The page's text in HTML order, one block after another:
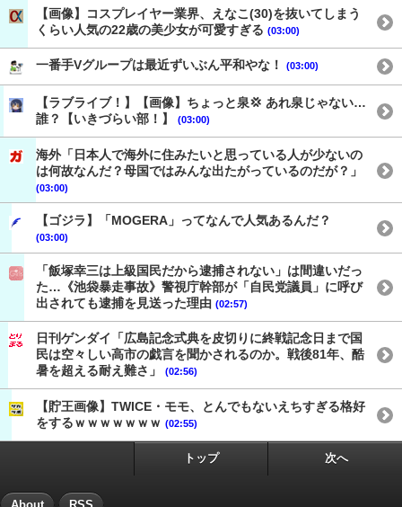
【画像】コスプレイヤー業界、えなこ(30)を抜いてしまう
くらい人気の22歳の美少女が可愛すぎる (03:00)
一番手Vグループは最近ずいぶん平和やな！ (03:00)
【ラブライブ！】【画像】ちょっと泉💢 あれ泉じゃない…
誰？【いきづらい部！】
(03:00)
海外「日本人で海外に住みたいと思っている人が少ないの
は何故なんだ？母国ではみんな出たがっているのだが？」
(03:00)
【ゴジラ】「MOGERA」ってなんで人気あるんだ？
(03:00)
「飯塚幸三は上級国民だから逮捕されない」は間違いだっ
た…《池袋暴走事故》警視庁幹部が「自民党議員」に呼び
出されても逮捕を見送った理由 (02:57)
日刊ゲンダイ「広島記念式典を皮切りに終戦記念日まで国
民は空々しい高市の戯言を聞かされるのか。戦後81年、酷
暑を超える耐え難さ」
(02:56)
【貯王画像】TWICE・モモ、とんでもないえちすぎる格好
をするｗｗｗｗｗｗｗ (02:55)
トップ 次へ